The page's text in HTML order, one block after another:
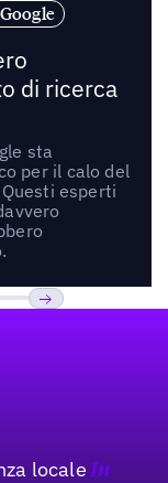
di ricerca
sta
per il calo del
esperti
locale In